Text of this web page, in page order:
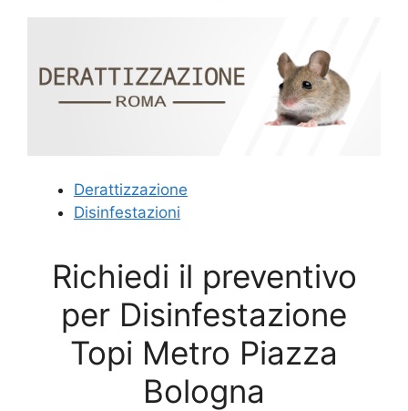
Derattizzazione
Disinfestazioni
Richiedi il preventivo
per Disinfestazione
Topi Metro Piazza
Bologna